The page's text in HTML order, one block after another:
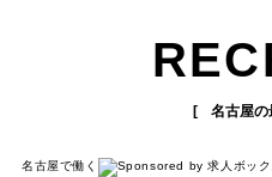
名古屋の
名古屋で働く